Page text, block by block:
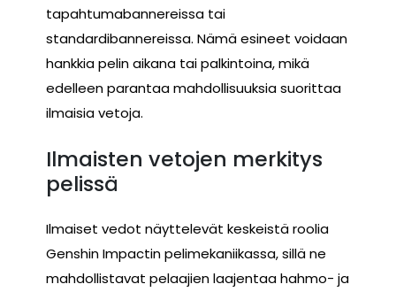
tapahtumabannereissa tai
standardibannereissa. Nämä esineet voidaan
hankkia pelin aikana tai palkintoina, mikä
edelleen parantaa mahdollisuuksia suorittaa
ilmaisia vetoja.
Ilmaisten vetojen merkitys
pelissä
Ilmaiset vedot näyttelevät keskeistä roolia
Genshin Impactin pelimekaniikassa, sillä ne
mahdollistavat pelaajien laajentaa hahmo- ja